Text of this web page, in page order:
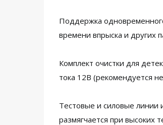
Поддержка
времени впрыска и других
Комплект очистки для
тока 12В (рекомендуется
Тестовые и силовые линии
размягчается при высоких